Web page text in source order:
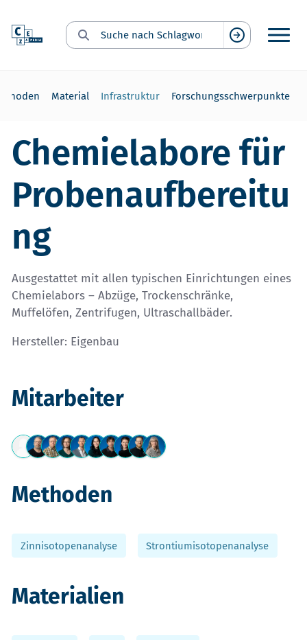
Suche nach Schlagwort:
Suchen
Material Infrastruktur Forschungsschwerpunkte
Chemielabore für
Probenaufbereitu
ng
Ausgestattet mit allen typischen Einrichtungen eines
Chemielabors – Abzüge, Trockenschränke,
Muffelöfen, Zentrifugen, Ultraschallbäder.
Hersteller: Eigenbau
Mitarbeiter
Methoden
Zinnisotopenanalyse Strontiumisotopenanalyse
Materialien